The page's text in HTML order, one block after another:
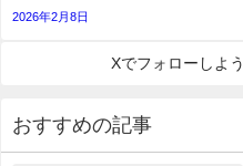
2026年2月8日
Xでフォローしよう
おすすめの記事